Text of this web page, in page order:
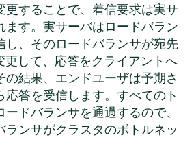
更することで、着信要求は実サ
ます。実サーバはロードバラン
し、そのロードバランサが宛先
更して、応答をクライアントへ
の結果、エンドユーザは予期さ
応答を受信します。すべてのト
ドバランサを通過するので、
ランサがクラスタのボトルネッ